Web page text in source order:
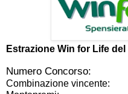
Estrazione Win for Life del
Numero Concorso:
Combinazione vincente: